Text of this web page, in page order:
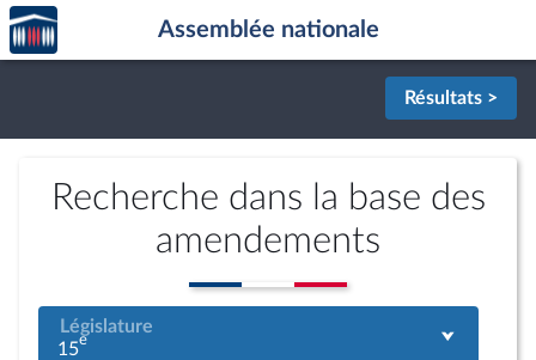
Aller au contenu
Aller en bas de la page
Accèder
à la
page
Assemblée nationale
Résultats >
Recherche dans la base des
amendements
Législature
15e